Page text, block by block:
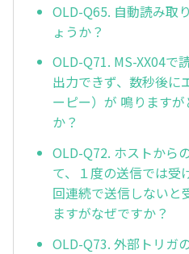
OLD-Q65. 自動読み取
ょうか？
OLD-Q71. MS-XX04で
出力できず、数秒後に
ーピー）が 鳴ります
か？
OLD-Q72. ホストから
て、１度の送信では受
回連続で送信しないと
ますがなぜですか？
OLD-Q73. 外部トリガ